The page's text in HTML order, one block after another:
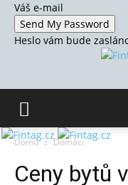
Váš e-mail
Heslo vám bude
Domů Domácí
Ceny bytů